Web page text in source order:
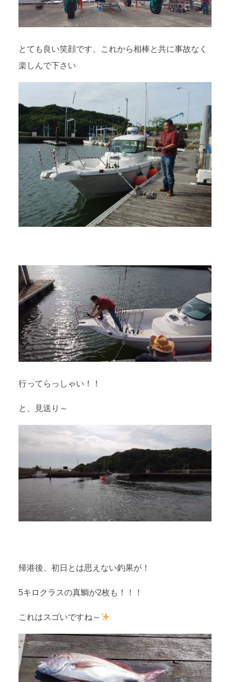
とても良い笑顔です、これから相棒と共に事故なく
楽しんで下さい
行ってらっしゃい！！
と、見送り～
帰港後、初日とは思えない釣果が！
5キロクラスの真鯛が2枚も！！！
これはスゴいですね～